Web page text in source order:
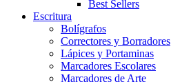
Best Sellers
Escritura
Bolígrafos
Correctores y Borradores
Lápices y Portaminas
Marcadores Escolares
Marcadores de Arte